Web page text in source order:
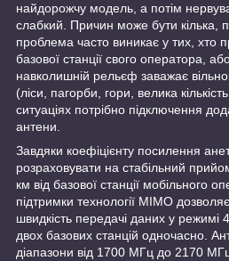
найдорожчу модель, а потім
слабкий. Причин може бути кілька,
проблема часто виникає у тих, хто
базової станції свого оператора,
навколишній рельєф заважає
(ліси, пагорби, гори, велика
ситуаціях потрібно підключення
антени.
Завдяки коефіцієнту посилення
розраховувати на стабільний
км від базової станції мобільного
підтримки технології MIMO
швидкість передачі даних у режимі
двох базових станцій одночасно.
діапазони від 1700 МГц до 2170